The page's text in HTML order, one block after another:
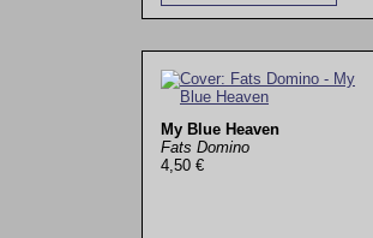
My Blue Heaven
Fats Domino
4,50 €